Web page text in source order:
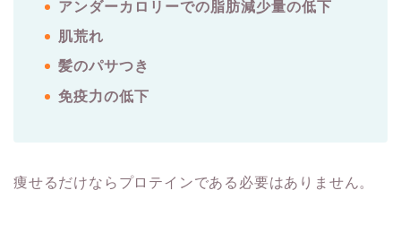
アンダーカロリーでの脂肪減少量の低下
肌荒れ
髪のパサつき
免疫力の低下
痩せるだけならプロテインである必要はありません。